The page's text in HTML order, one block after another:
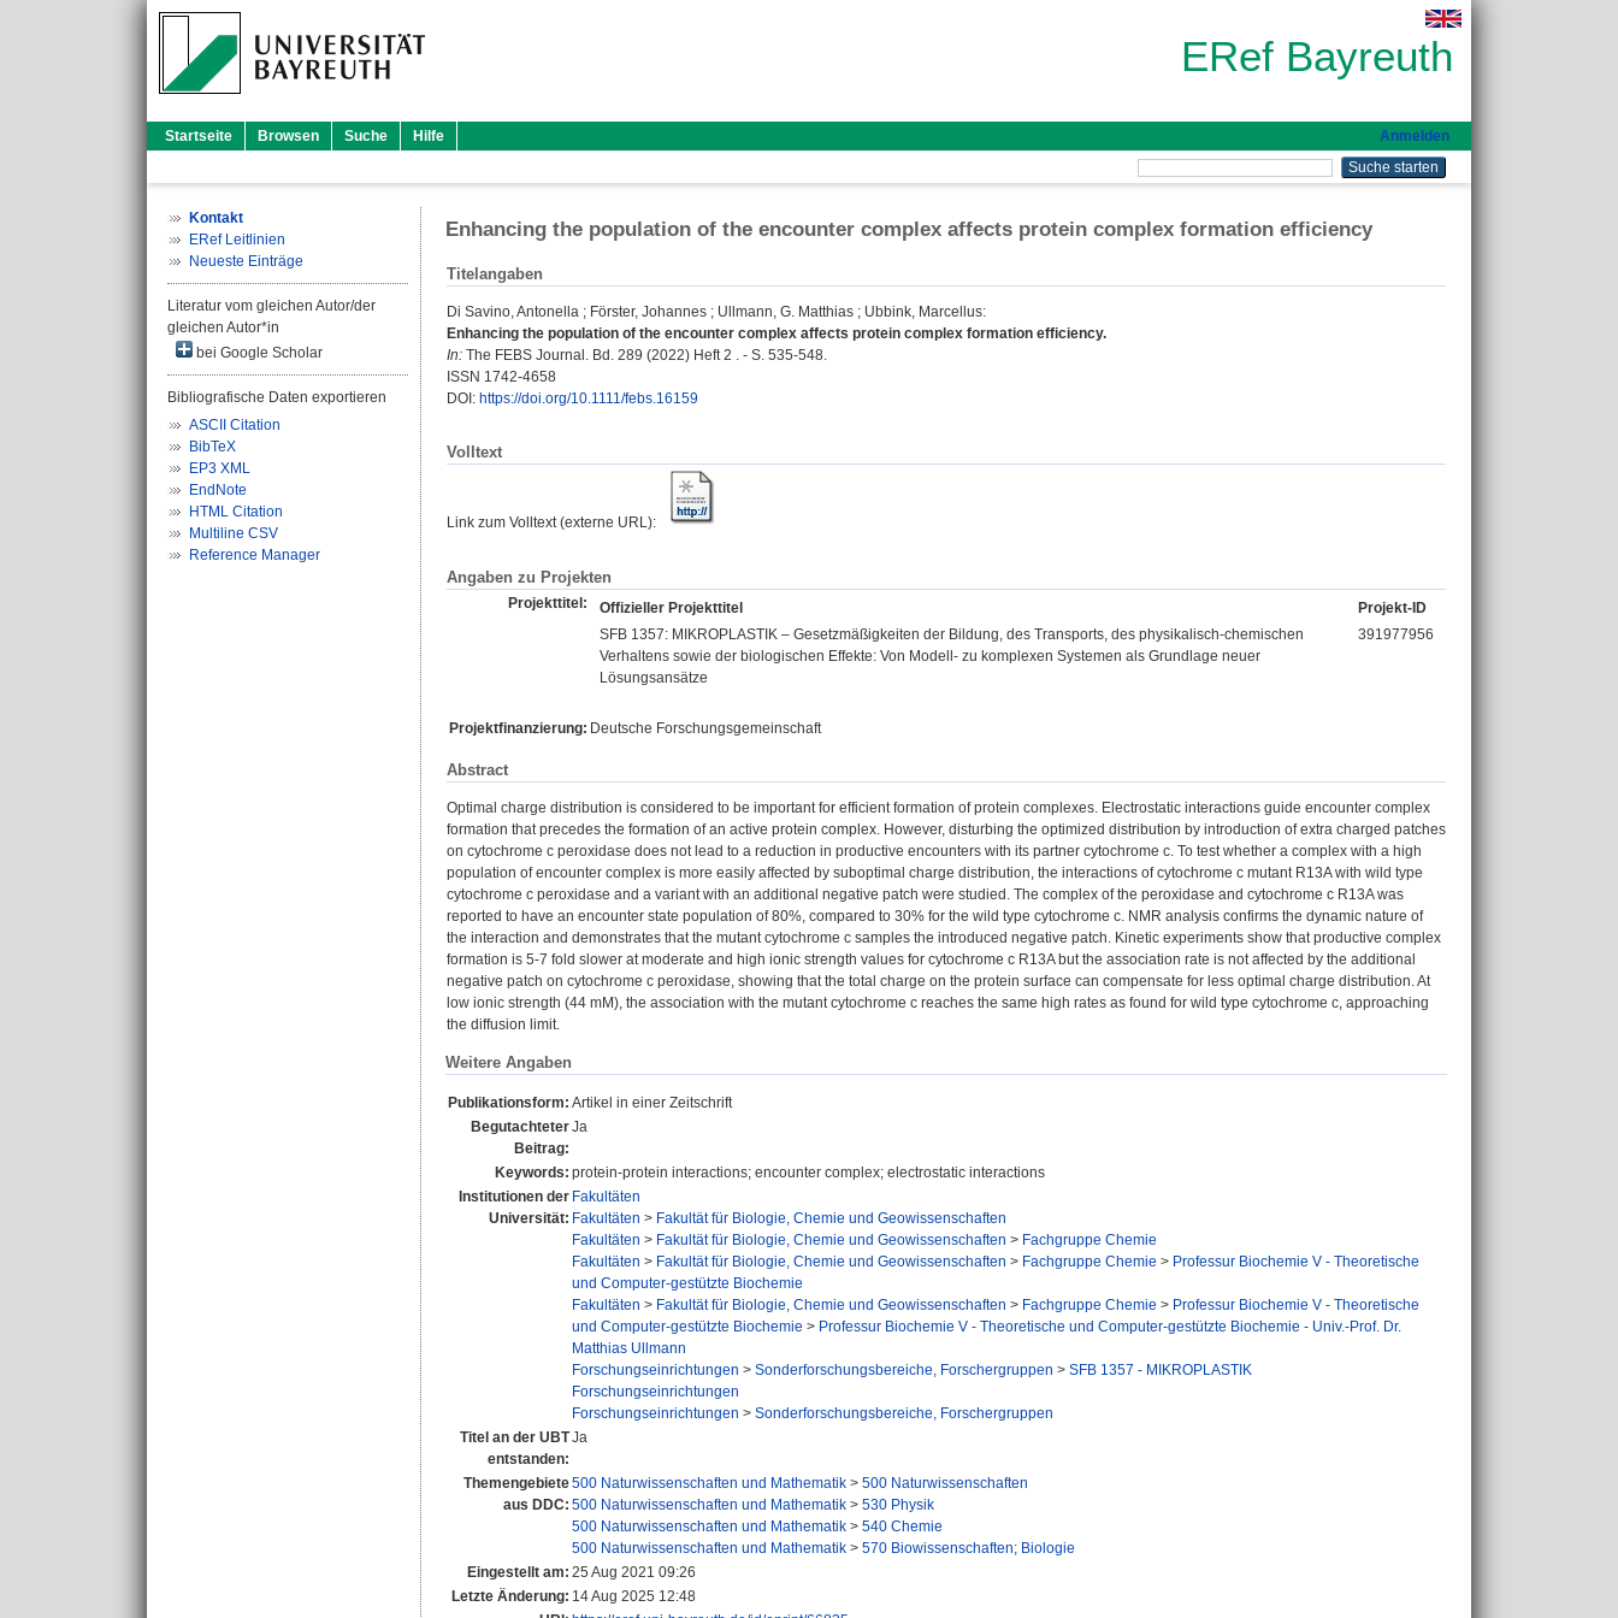
ERef Bayreuth
Startseite Browsen Suche Hilfe Anmelden
Kontakt
ERef Leitlinien
Neueste Einträge
Literatur vom gleichen Autor/der
gleichen Autor*in
bei Google Scholar
Bibliografische Daten exportieren
ASCII Citation
BibTeX
EP3 XML
EndNote
HTML Citation
Multiline CSV
Reference Manager
Enhancing the population of the encounter complex affects protein complex formation efficiency
Titelangaben
Di Savino, Antonella ; Förster, Johannes ; Ullmann, G. Matthias ; Ubbink, Marcellus:
Enhancing the population of the encounter complex affects protein complex formation efficiency.
In: The FEBS Journal. Bd. 289 (2022) Heft 2 . - S. 535-548.
ISSN 1742-4658
DOI: https://doi.org/10.1111/febs.16159
Volltext
Link zum Volltext (externe URL):
Angaben zu Projekten
Projekttitel: Offizieller Projekttitel
Projekt-ID
SFB 1357: MIKROPLASTIK – Gesetzmäßigkeiten der Bildung, des Transports, des physikalisch-chemischen
Verhaltens sowie der biologischen Effekte: Von Modell- zu komplexen Systemen als Grundlage neuer
Lösungsansätze
391977956
Projektfinanzierung: Deutsche Forschungsgemeinschaft
Abstract
Optimal charge distribution is considered to be important for efficient formation of protein complexes. Electrostatic interactions guide encounter complex
formation that precedes the formation of an active protein complex. However, disturbing the optimized distribution by introduction of extra charged patches
on cytochrome c peroxidase does not lead to a reduction in productive encounters with its partner cytochrome c. To test whether a complex with a high
population of encounter complex is more easily affected by suboptimal charge distribution, the interactions of cytochrome c mutant R13A with wild type
cytochrome c peroxidase and a variant with an additional negative patch were studied. The complex of the peroxidase and cytochrome c R13A was
reported to have an encounter state population of 80%, compared to 30% for the wild type cytochrome c. NMR analysis confirms the dynamic nature of
the interaction and demonstrates that the mutant cytochrome c samples the introduced negative patch. Kinetic experiments show that productive complex
formation is 5-7 fold slower at moderate and high ionic strength values for cytochrome c R13A but the association rate is not affected by the additional
negative patch on cytochrome c peroxidase, showing that the total charge on the protein surface can compensate for less optimal charge distribution. At
low ionic strength (44 mM), the association with the mutant cytochrome c reaches the same high rates as found for wild type cytochrome c, approaching
the diffusion limit.
Weitere Angaben
Publikationsform: Artikel in einer Zeitschrift
Begutachteter
Beitrag:
Ja
Keywords: protein-protein interactions; encounter complex; electrostatic interactions
Institutionen der
Universität:
Fakultäten
Fakultäten > Fakultät für Biologie, Chemie und Geowissenschaften
Fakultäten > Fakultät für Biologie, Chemie und Geowissenschaften > Fachgruppe Chemie
Fakultäten > Fakultät für Biologie, Chemie und Geowissenschaften > Fachgruppe Chemie > Professur Biochemie V - Theoretische
und Computer-gestützte Biochemie
Fakultäten > Fakultät für Biologie, Chemie und Geowissenschaften > Fachgruppe Chemie > Professur Biochemie V - Theoretische
und Computer-gestützte Biochemie > Professur Biochemie V - Theoretische und Computer-gestützte Biochemie - Univ.-Prof. Dr.
Matthias Ullmann
Forschungseinrichtungen > Sonderforschungsbereiche, Forschergruppen > SFB 1357 - MIKROPLASTIK
Forschungseinrichtungen
Forschungseinrichtungen > Sonderforschungsbereiche, Forschergruppen
Titel an der UBT
entstanden:
Ja
Themengebiete
aus DDC:
500 Naturwissenschaften und Mathematik > 500 Naturwissenschaften
500 Naturwissenschaften und Mathematik > 530 Physik
500 Naturwissenschaften und Mathematik > 540 Chemie
500 Naturwissenschaften und Mathematik > 570 Biowissenschaften; Biologie
Eingestellt am: 25 Aug 2021 09:26
Letzte Änderung: 14 Aug 2025 12:48